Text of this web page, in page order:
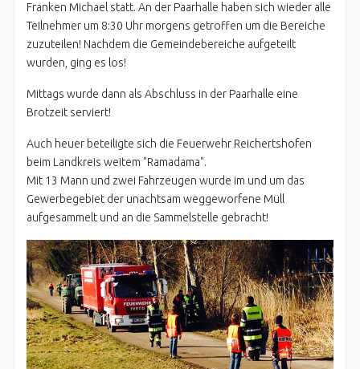
Franken Michael statt. An der Paarhalle haben sich wieder alle
Teilnehmer um 8:30 Uhr morgens getroffen um die Bereiche
zuzuteilen! Nachdem die Gemeindebereiche aufgeteilt
wurden, ging es los!
Mittags wurde dann als Abschluss in der Paarhalle eine
Brotzeit serviert!
Auch heuer beteiligte sich die Feuerwehr Reichertshofen
beim Landkreis weitem "Ramadama".
Mit 13 Mann und zwei Fahrzeugen wurde im und um das
Gewerbegebiet der unachtsam weggeworfene Müll
aufgesammelt und an die Sammelstelle gebracht!